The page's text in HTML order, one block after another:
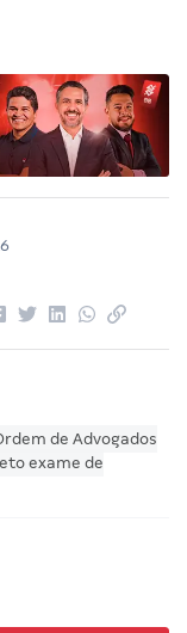
de Advogados
exame de